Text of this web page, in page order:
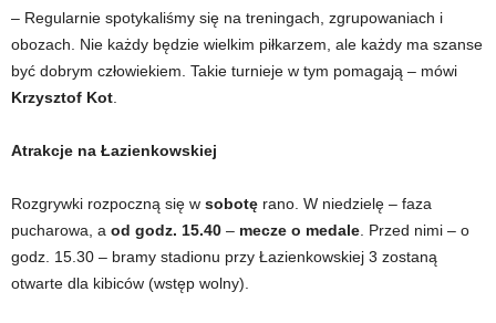
– Regularnie spotykaliśmy się na treningach, zgrupowaniach i
obozach. Nie każdy będzie wielkim piłkarzem, ale każdy ma szanse
być dobrym człowiekiem. Takie turnieje w tym pomagają – mówi
Krzysztof Kot
Atrakcje na Łazienkowskiej
Rozgrywki rozpoczną się w sobotę rano. W niedzielę – faza
pucharowa, a od godz. 15.40 – mecze o medale . Przed nimi – o
godz. 15.30 – bramy stadionu przy Łazienkowskiej 3 zostaną
otwarte dla kibiców (wstęp wolny).